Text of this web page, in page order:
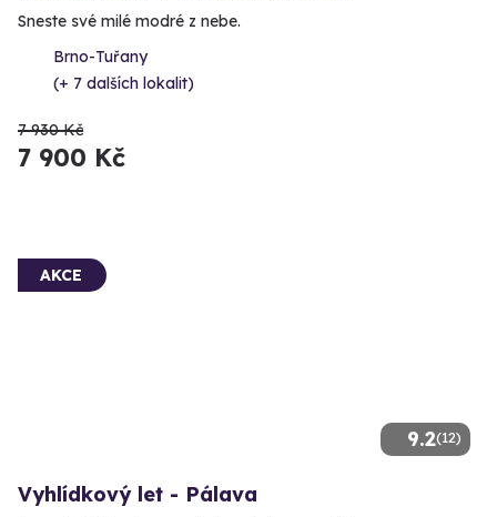
Sneste své milé modré z nebe.
Brno-Tuřany
(+ 7 dalších lokalit)
7 930 Kč
7 900 Kč
9.2(12)
AKCE
Vyhlídkový let - Pálava